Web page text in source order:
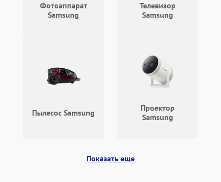
Фотоаппарат
Samsung
Телевизор
Samsung
Пылесос Samsung
Проектор
Samsung
Показать еще